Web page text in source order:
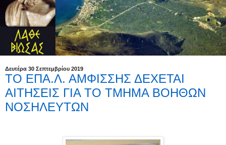
Δευτέρα 30 Σεπτεμβρίου 2019
ΤΟ ΕΠΑ.Λ. ΑΜΦΙΣΣΗΣ ΔΕΧΕΤΑΙ
ΑΙΤΗΣΕΙΣ ΓΙΑ ΤΟ ΤΜΗΜΑ ΒΟΗΘΩΝ
ΝΟΣΗΛΕΥΤΩΝ